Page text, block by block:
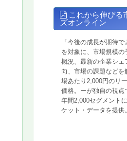
これから伸びる
ズオンライン
「今後の成長が期待で
を対象に、市場規模の
概況、最新の企業シェ
向、市場の課題などを
場あたり2,000円のリ
価格。ーが独自の視点
年間2,000セグメント
ケット・データを提供。